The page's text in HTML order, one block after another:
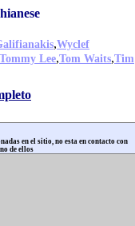
,Wyclef
Tommy Lee,Tom Waits,Tim
en el sitio, no esta en contacto con
de ellos